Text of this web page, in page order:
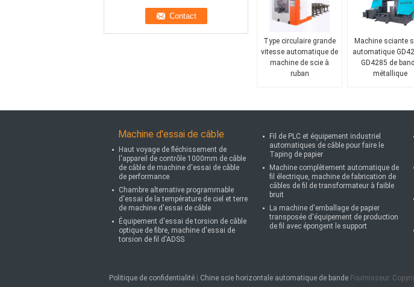
Type circulaire grande
vitesse automatique de
machine de scie à
ruban
Machine sciante
automatique
GD4285 de
métallique
Machine d'essai de câble
Haut voyage de fléchissement de
l'appareil de contrôle 1000mm de câble
de câble de machine d'essai de câble
de performance
Chambre alternative programmable
d'essai de la température de ciel et terre
de machine d'essai de câble
Équipement d'essai de torsion de câble
optique de fibre, machine d'essai de
torsion de fil d'ADSS
Fil de PLC et équipement industriel
automatiques de câble pour faire le
Taping de papier
Machine complètement automatique de
fil électrique, machine de fabrication de
câbles de fil de transformateur à faible
bruit
La machine d'emballage de papier
transposée d'équipement de production
de fil avec épongent le support
Politique de confidentialité| Chine scie horizontale automatique de bandeFournisseur.